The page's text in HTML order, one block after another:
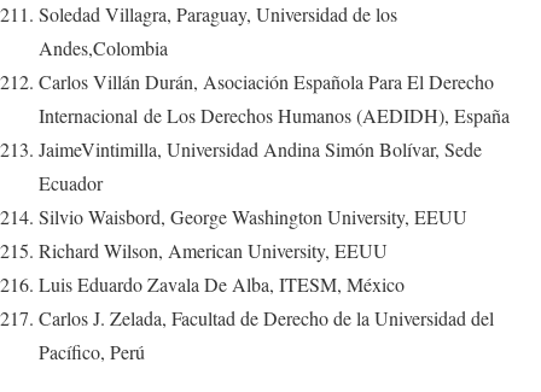
Soledad Villagra, Paraguay, Universidad de los
Andes,Colombia
Carlos Villán Durán, Asociación Española Para El Derecho
Internacional de Los Derechos Humanos (AEDIDH), España
JaimeVintimilla, Universidad Andina Simón Bolívar, Sede
Ecuador
Silvio Waisbord, George Washington University, EEUU
Richard Wilson, American University, EEUU
Luis Eduardo Zavala De Alba, ITESM, México
Carlos J. Zelada, Facultad de Derecho de la Universidad del
Pacífico, Perú